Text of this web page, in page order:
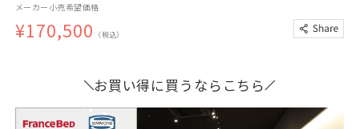
メーカー小売希望価格
¥170,500 （税込）
お買い得に買うならこちら